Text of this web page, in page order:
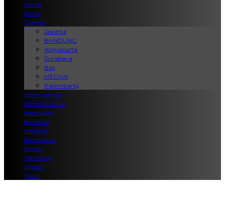
Home
Bisnis
Daerah
Jakarta
BANDUNG
Yogyakarta
Surabaya
Bali
MEDAN
Palembang
Internasional
Pemerintahan
Kesehatan
Kriminal
Nasional
Pendidikan
Politik
Teknologi
Wisata
Sport